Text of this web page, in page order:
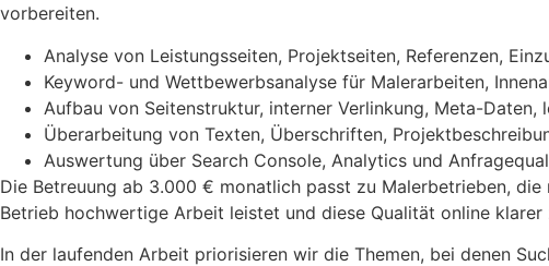
vorbereiten.
Analyse von Leistungsseiten, Projektseiten, Referenzen,
Keyword- und Wettbewerbsanalyse für Malerarbeiten,
Aufbau von Seitenstruktur, interner Verlinkung, Meta-
Überarbeitung von Texten, Überschriften,
Auswertung über Search Console, Analytics und
Die Betreuung ab 3.000 € monatlich passt zu Malerbetrieben,
Betrieb hochwertige Arbeit leistet und diese Qualität online klarer
In der laufenden Arbeit priorisieren wir die Themen, bei denen